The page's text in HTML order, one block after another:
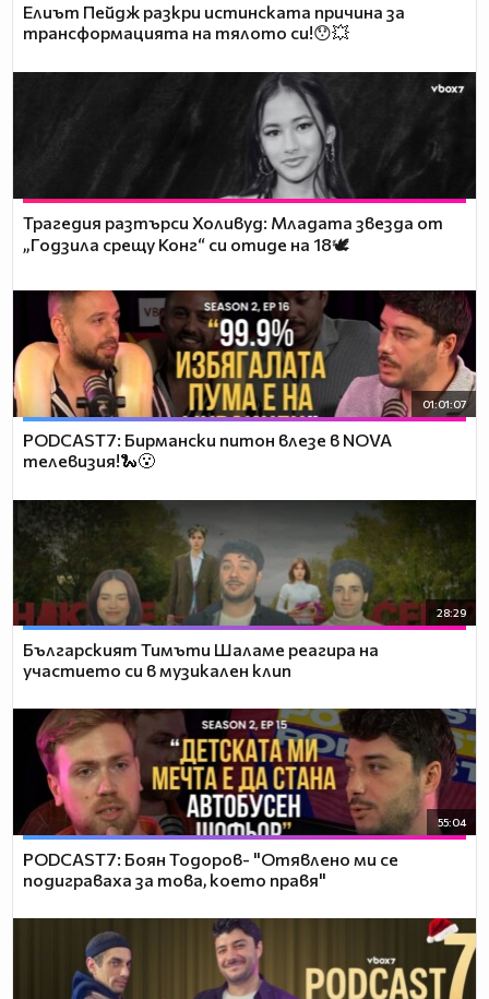
Елиът Пейдж разкри истинската причина за
трансформацията на тялото си!😯💥
Трагедия разтърси Холивуд: Младата звезда от
„Годзила срещу Конг“ си отиде на 18🕊️
01:01:07
PODCAST7: Бирмански питон влезе в NOVA
телевизия!🐍😮
28:29
Българският Тимъти Шаламе реагира на
участието си в музикален клип
55:04
PODCAST7: ‪Боян Тодоров- "Отявлено ми се
подиграваха за това, което правя"